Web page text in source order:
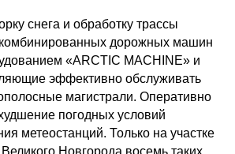
снега и обработку трассы
дорожных машин
«ARCTIC MACHINE» и
эффективно обслуживать
магистрали. Оперативно
погодных условий
метеостанций. Только на участке
Новгорода восемь таких